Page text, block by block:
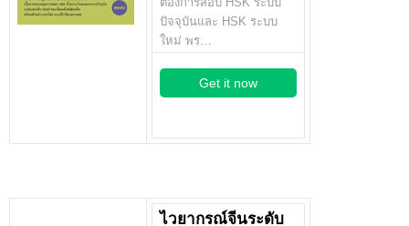
ปัจจุบันและ HSK ระบบ
ใหม่ พร…
Get it now
ไวยากรณ์จีนระดับ